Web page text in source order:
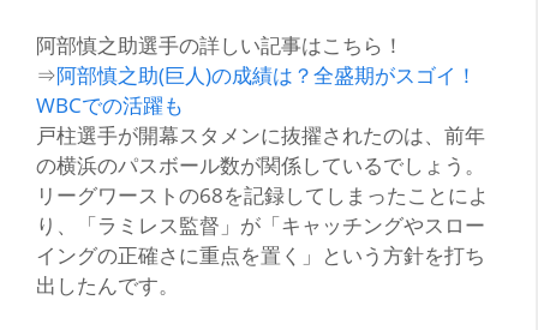
阿部慎之助選手の詳しい記事はこちら！
⇒阿部慎之助(巨人)の成績は？全盛期がスゴイ！
WBCでの活躍も
戸柱選手が開幕スタメンに抜擢されたのは、前年
の横浜のパスボール数が関係しているでしょう。
リーグワーストの68を記録してしまったことによ
り、
「ラミレス監督」 が「キャッチングやスロー
イングの正確さに重点を置く」という方針を打ち
出したんです。